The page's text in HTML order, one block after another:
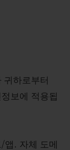
하로부터
보에 적용됩
. 자체 도메